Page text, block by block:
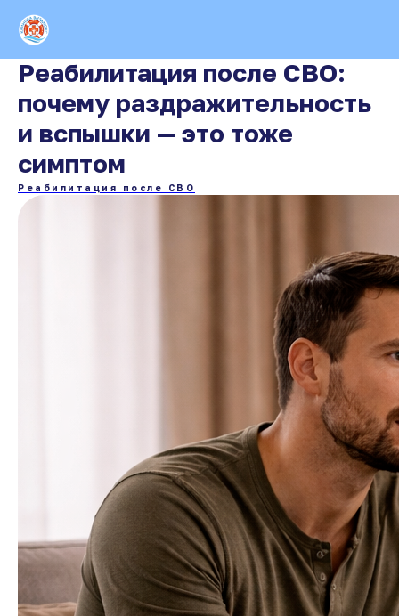
Реабилитация после СВО:
почему раздражительность
и вспышки — это тоже
симптом
Реабилитация после СВО